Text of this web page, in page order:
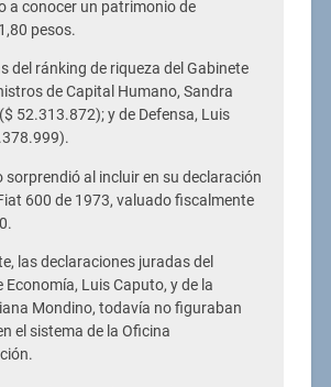
a conocer un patrimonio de
pesos.
del ránking de riqueza del Gabinete
de Capital Humano, Sandra
52.313.872); y de Defensa, Luis
sorprendió al incluir en su declaración
600 de 1973, valuado fiscalmente
las declaraciones juradas del
Economía, Luis Caputo, y de la
Mondino, todavía no figuraban
el sistema de la Oficina